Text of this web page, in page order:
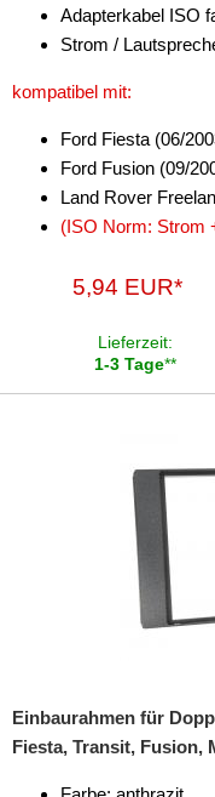
Adapterkabel ISO
Strom /
kompatibel mit:
Ford Fiesta (06/
Ford Fusion (09/
Land Rover
(ISO Norm: Strom
5,94 EUR*
Lieferzeit:
1-3 Tage**
Einbaurahmen für
Fiesta, Transit, Fusion,